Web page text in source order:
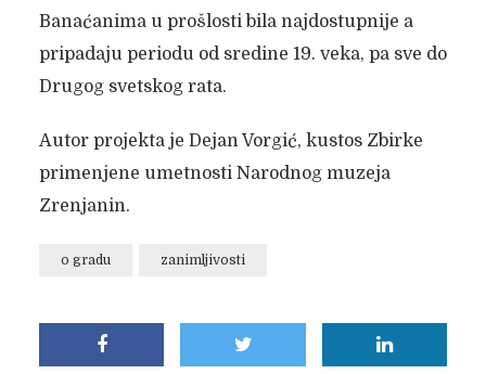
Banaćanima u prošlosti bila najdostupnije a
pripadaju periodu od sredine 19. veka, pa sve do
Drugog svetskog rata.
Autor projekta je Dejan Vorgić, kustos Zbirke
primenjene umetnosti Narodnog muzeja
Zrenjanin.
o gradu zanimljivosti